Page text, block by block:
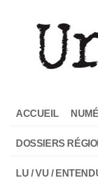
ACCUEIL
DOSSIERS
LU / VU /